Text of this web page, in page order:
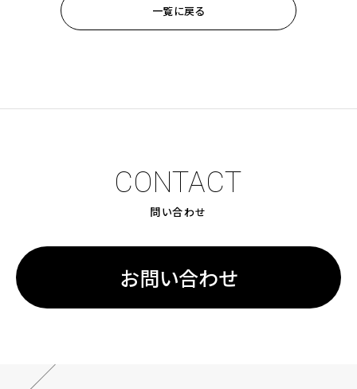
一覧に戻る
CONTACT
問い合わせ
お問い合わせ